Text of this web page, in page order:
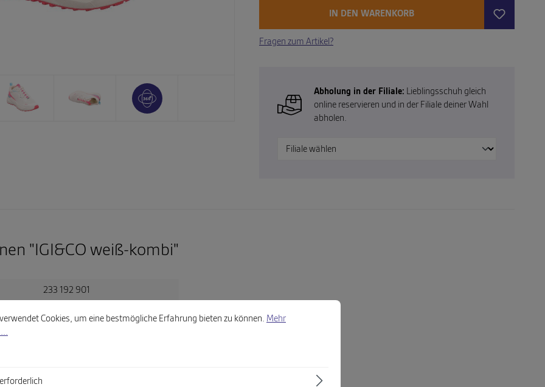
IN DEN WARENKORB
Fragen zum Artikel?
Abholung in der Filiale: Lieblingsschuh gleich
online reservieren und in der Filiale deiner Wahl
abholen.
"IGI&CO weiß-kombi"
GPSR)
233 192 901
weiß-kombi
Cookies, um eine bestmögliche Erfahrung bieten zu können.
Cookies, um eine bestmögliche Erfahrung bieten zu können. Mehr
erforderlich